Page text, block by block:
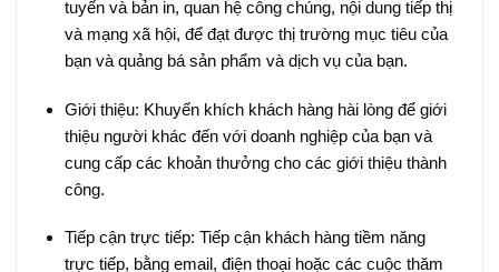
tuyến và bản in, quan hệ công chúng, nội dung tiếp thị
và mạng xã hội, để đạt được thị trường mục tiêu của
bạn và quảng bá sản phẩm và dịch vụ của bạn.
Giới thiệu: Khuyến khích khách hàng hài lòng để giới
thiệu người khác đến với doanh nghiệp của bạn và
cung cấp các khoản thưởng cho các giới thiệu thành
công.
Tiếp cận trực tiếp: Tiếp cận khách hàng tiềm năng
trực tiếp, bằng email, điện thoại hoặc các cuộc thăm